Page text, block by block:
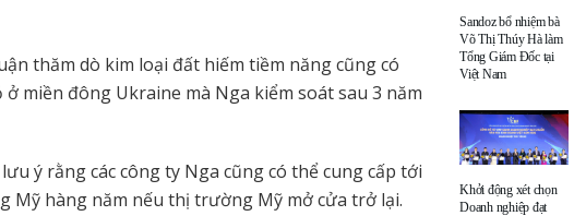
thăm dò kim loại đất hiếm tiềm năng cũng có
miền đông Ukraine mà Nga kiểm soát sau 3 năm
ý rằng các công ty Nga cũng có thể cung cấp tới
Mỹ hàng năm nếu thị trường Mỹ mở cửa trở lại.
Sandoz bổ nhiệm bà
Võ Thị Thúy Hà làm
Tổng Giám Đốc tại
Việt Nam
Khởi động xét chọn
Doanh nghiệp đạt